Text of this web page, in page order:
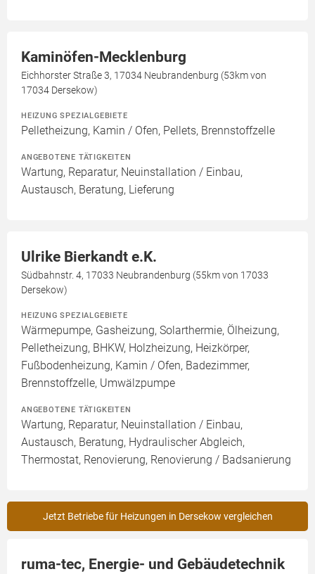
Kaminöfen-Mecklenburg
Eichhorster Straße 3, 17034 Neubrandenburg (53km von
17034 Dersekow)
HEIZUNG SPEZIALGEBIETE
Pelletheizung, Kamin / Ofen, Pellets, Brennstoffzelle
ANGEBOTENE TÄTIGKEITEN
Wartung, Reparatur, Neuinstallation / Einbau,
Austausch, Beratung, Lieferung
Ulrike Bierkandt e.K.
Südbahnstr. 4, 17033 Neubrandenburg (55km von 17033
Dersekow)
HEIZUNG SPEZIALGEBIETE
Wärmepumpe, Gasheizung, Solarthermie, Ölheizung,
Pelletheizung, BHKW, Holzheizung, Heizkörper,
Fußbodenheizung, Kamin / Ofen, Badezimmer,
Brennstoffzelle, Umwälzpumpe
ANGEBOTENE TÄTIGKEITEN
Wartung, Reparatur, Neuinstallation / Einbau,
Austausch, Beratung, Hydraulischer Abgleich,
Thermostat, Renovierung, Renovierung / Badsanierung
Jetzt Betriebe für Heizungen in Dersekow vergleichen
ruma-tec, Energie- und Gebäudetechnik